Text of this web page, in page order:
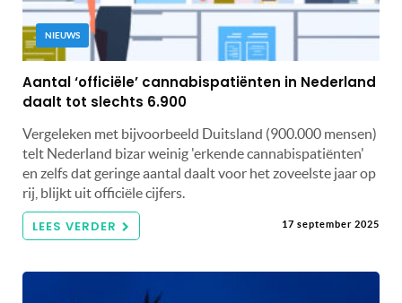
NIEUWS
Aantal ‘officiële’ cannabispatiënten in Nederland
daalt tot slechts 6.900
Vergeleken met bijvoorbeeld Duitsland (900.000 mensen)
telt Nederland bizar weinig 'erkende cannabispatiënten'
en zelfs dat geringe aantal daalt voor het zoveelste jaar op
rij, blijkt uit officiële cijfers.
LEES VERDER 17 september 2025